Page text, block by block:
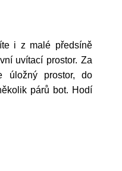
i z malé předsíně
uvítací prostor. Za
úložný prostor, do
párů bot. Hodí